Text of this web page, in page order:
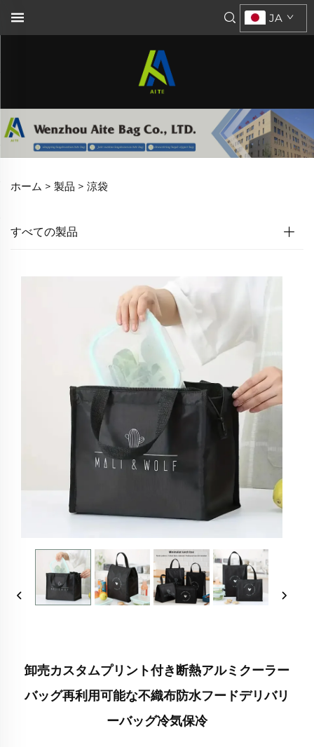
JA
ホーム > 製品 > 涼袋
すべての製品
卸売カスタムプリント付き断熱アルミクーラー
バッグ再利用可能な不織布防水フードデリバリ
ーバッグ冷気保冷